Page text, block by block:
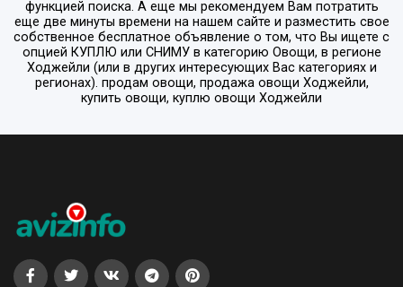
функцией поиска. А еще мы рекомендуем Вам потратить
еще две минуты времени на нашем сайте и разместить свое
собственное бесплатное объявление о том, что Вы ищете с
опцией КУПЛЮ или СНИМУв категорию Овощи, в регионе
Ходжейли (или в других интересующих Вас категориях и
регионах). продам овощи, продажа овощи Ходжейли,
купить овощи, куплю овощи Ходжейли